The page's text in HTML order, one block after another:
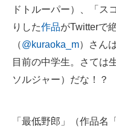
ITの今と未来を見通す
スマホと通信の最新トレン
ビジネスと働き方のヒント
ドトルーパー）、「ス
りした作品がTwitterで
（@kuraoka_m）さん
目前の中学生。さては
ソルジャー）だな！？
「最低野郎」（作品名